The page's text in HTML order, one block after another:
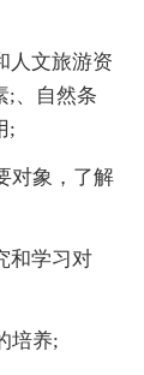
文旅游资
;、自然条
;
象，了解
学习对
培养;